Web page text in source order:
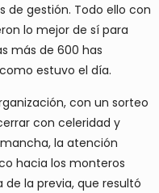
de gestión. Todo ello con
lo mejor de sí para
más de 600 has
estuvo el día.
con un sorteo
con celeridad y
la atención
hacia los monteros
la previa, que resultó